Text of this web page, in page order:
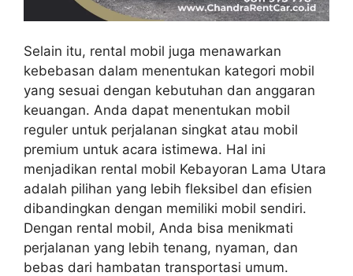
Selain itu, rental mobil juga menawarkan
kebebasan dalam menentukan kategori mobil
yang sesuai dengan kebutuhan dan anggaran
keuangan. Anda dapat menentukan mobil
reguler untuk perjalanan singkat atau mobil
premium untuk acara istimewa. Hal ini
menjadikan rental mobil Kebayoran Lama Utara
adalah pilihan yang lebih fleksibel dan efisien
dibandingkan dengan memiliki mobil sendiri.
Dengan rental mobil, Anda bisa menikmati
perjalanan yang lebih tenang, nyaman, dan
bebas dari hambatan transportasi umum.